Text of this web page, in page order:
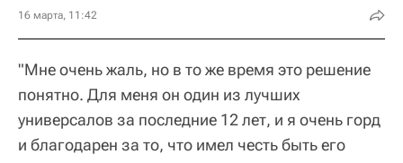
16 марта, 11:42
"Мне очень жаль, но в то же время это решение
понятно. Для меня он один из лучших
универсалов за последние 12 лет, и я очень горд
и благодарен за то, что имел честь быть его